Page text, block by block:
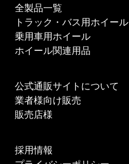
全製品一覧
トラック・バス用ホイール
乗用車用ホイール
ホイール関連用品
公式通販サイトについて
業者様向け販売
販売店様
採用情報